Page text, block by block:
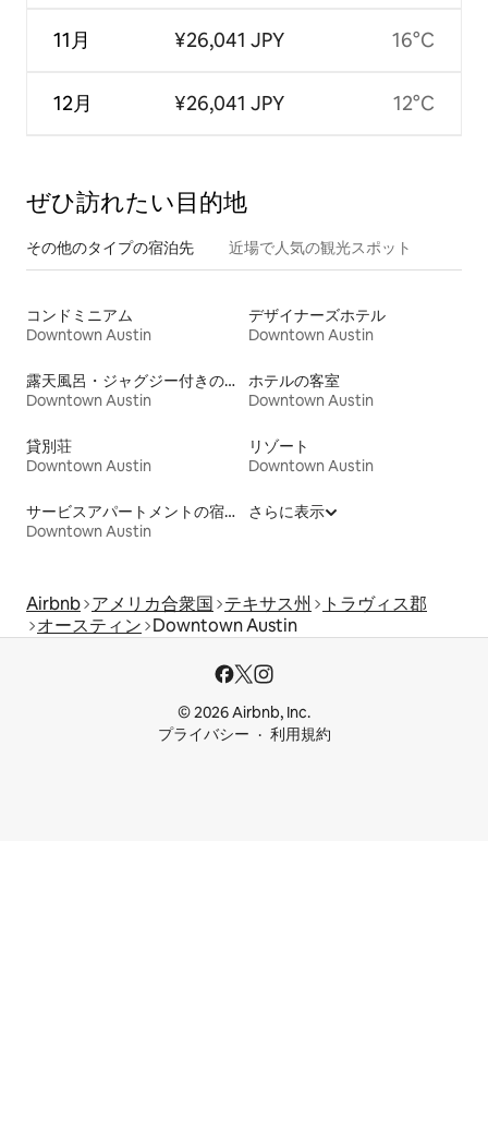
11月
12月
¥26,041 JPY
¥26,041 JPY
16°C
12°C
ぜひ訪⁠れ⁠た⁠い目⁠的⁠地
その他のタ⁠イ⁠プ⁠の宿⁠泊⁠先 近場で人気の観光スポット
コンドミニアム
Downtown Austin
デザイナーズホテル
Downtown Austin
露天風呂・ジャグジー付きの宿泊施設
Downtown Austin
ホテルの客室
Downtown Austin
貸別荘
Downtown Austin
リゾート
Downtown Austin
サービスアパートメントの宿泊施設
Downtown Austin
さらに表示
Airbnb アメリカ合衆国 テキサス州
トラヴィス郡
オースティン Downtown Austin
© 2026 Airbnb, Inc.
プライバシー
利用規約